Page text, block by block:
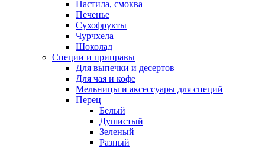
Пастила, смоква
Печенье
Сухофрукты
Чурчхела
Шоколад
Специи и приправы
Для выпечки и десертов
Для чая и кофе
Мельницы и аксессуары для специй
Перец
Белый
Душистый
Зеленый
Разный